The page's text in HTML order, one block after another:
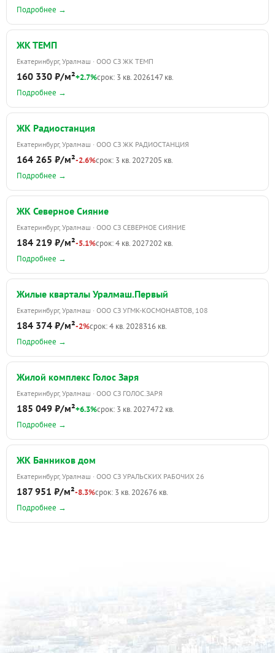
Подробнее →
ЖК ТЕМП
Екатеринбург, Уралмаш · ООО СЗ ЖК ТЕМП
160 330 ₽/м²+2.7%срок: 3 кв. 2026147 кв.
Подробнее →
ЖК Радиостанция
Екатеринбург, Уралмаш · ООО СЗ ЖК РАДИОСТАНЦИЯ
164 265 ₽/м²-2.6%срок: 3 кв. 2027205 кв.
Подробнее →
ЖК Северное Сияние
Екатеринбург, Уралмаш · ООО СЗ СЕВЕРНОЕ СИЯНИЕ
184 219 ₽/м²-5.1%срок: 4 кв. 2027202 кв.
Подробнее →
Жилые кварталы Уралмаш.Первый
Екатеринбург, Уралмаш · ООО СЗ УГМК-КОСМОНАВТОВ, 108
184 374 ₽/м²-2%срок: 4 кв. 2028316 кв.
Подробнее →
Жилой комплекс Голос Заря
Екатеринбург, Уралмаш · ООО СЗ ГОЛОС.ЗАРЯ
185 049 ₽/м²+6.3%срок: 3 кв. 2027472 кв.
Подробнее →
ЖК Банников дом
Екатеринбург, Уралмаш · ООО СЗ УРАЛЬСКИХ РАБОЧИХ 26
187 951 ₽/м²-8.3%срок: 3 кв. 202676 кв.
Подробнее →